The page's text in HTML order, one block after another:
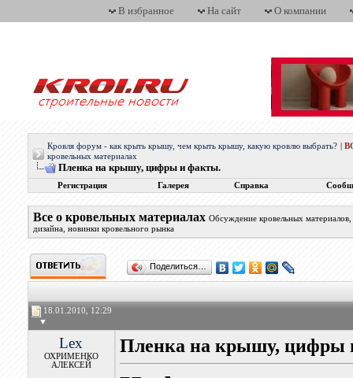
В избранное На сайт О компании
Кровля форум - как крыть крышу, чем крыть крышу, какую кровлю выбрать?
кровельных материалах
Пленка на крышу, цифры и факты.
Регистрация Галерея Справка
Все о кровельных материалах Обсуждение кровельных
дизайна, новинки кровельного рынка
Поделиться…
18.01.2010, 12:29
▼
Lex
ОХРИМЕНКО
АЛЕКСЕЙ
Пленка на крышу, цифры